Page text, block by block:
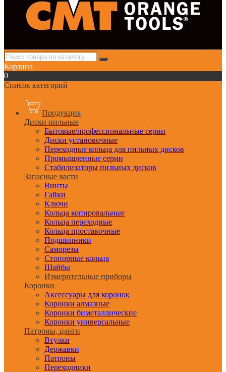
Корзина
0
Список категорий
Продукция
Диски пильные
Бытовые/профессиональные серии
Диски установочные
Переходные кольца для пильных дисков
Промышленные серии
Стабилизаторы пильных дисков
Запасные части
Винты
Гайки
Ключи
Кольца копировальные
Кольца переходные
Кольца проставочные
Подшипники
Саморезы
Стопорные кольца
Шайбы
Измерительные приборы
Коронки
Аксессуары для коронок
Коронки алмазные
Коронки биметаллические
Коронки универсальные
Патроны, цанги
Втулки
Державки
Патроны
Переходники